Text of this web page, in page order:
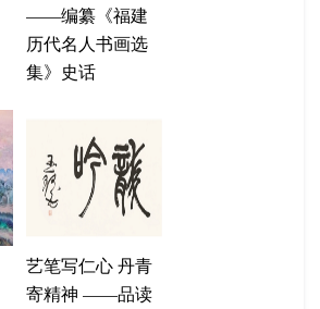
——编纂《福建
历代名人书画选
集》史话
艺笔写仁心 丹青
寄精神 ——品读